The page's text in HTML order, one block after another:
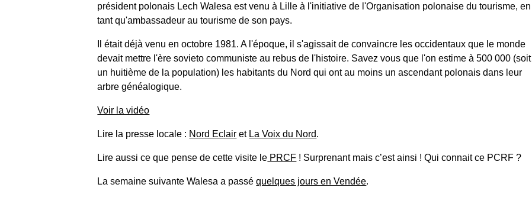
président polonais Lech Walesa est venu à Lille à l'initiative de l'Organisation polonaise du tourisme, en
tant qu'ambassadeur au tourisme de son pays.
Il était déjà venu en octobre 1981. A l'époque, il s'agissait de convaincre les occidentaux que le monde
devait mettre l'ère sovieto communiste au rebus de l'histoire. Savez vous que l'on estime à 500 000 (soit
un huitième de la population) les habitants du Nord qui ont au moins un ascendant polonais dans leur
arbre généalogique.
Voir la vidéo
Lire la presse locale : Nord Eclair et La Voix du Nord.
Lire aussi ce que pense de cette visite le PRCF ! Surprenant mais c’est ainsi ! Qui connait ce PCRF ?
La semaine suivante Walesa a passéquelques jours en Vendée.